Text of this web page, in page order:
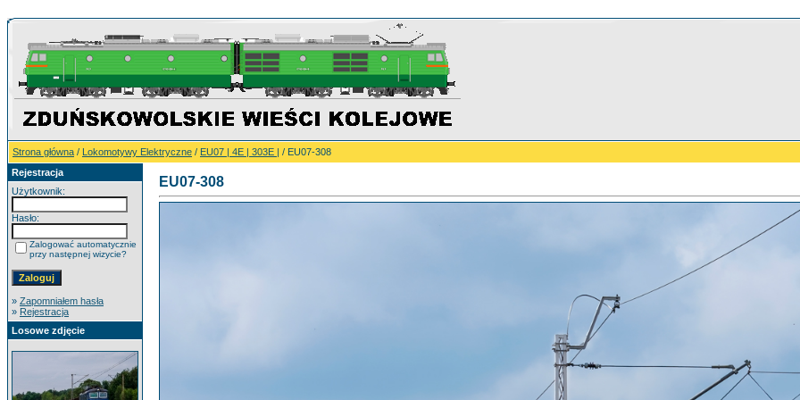
Strona główna / Lokomotywy Elektryczne / EU07 | 4E | 303E | / EU07-308
Rejestracja
Użytkownik:
Hasło:
Zalogować automatycznie
przy następnej wizycie?
» Zapomniałem hasła
» Rejestracja
Losowe zdjęcie
EU07-308